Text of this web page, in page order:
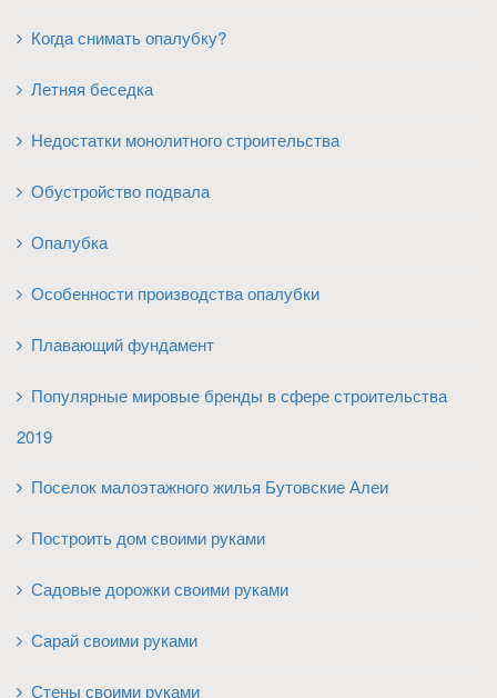
Когда снимать опалубку?
Летняя беседка
Недостатки монолитного строительства
Обустройство подвала
Опалубка
Особенности производства опалубки
Плавающий фундамент
Популярные мировые бренды в сфере строительства
2019
Поселок малоэтажного жилья Бутовские Алеи
Построить дом своими руками
Садовые дорожки своими руками
Сарай своими руками
Стены своими руками